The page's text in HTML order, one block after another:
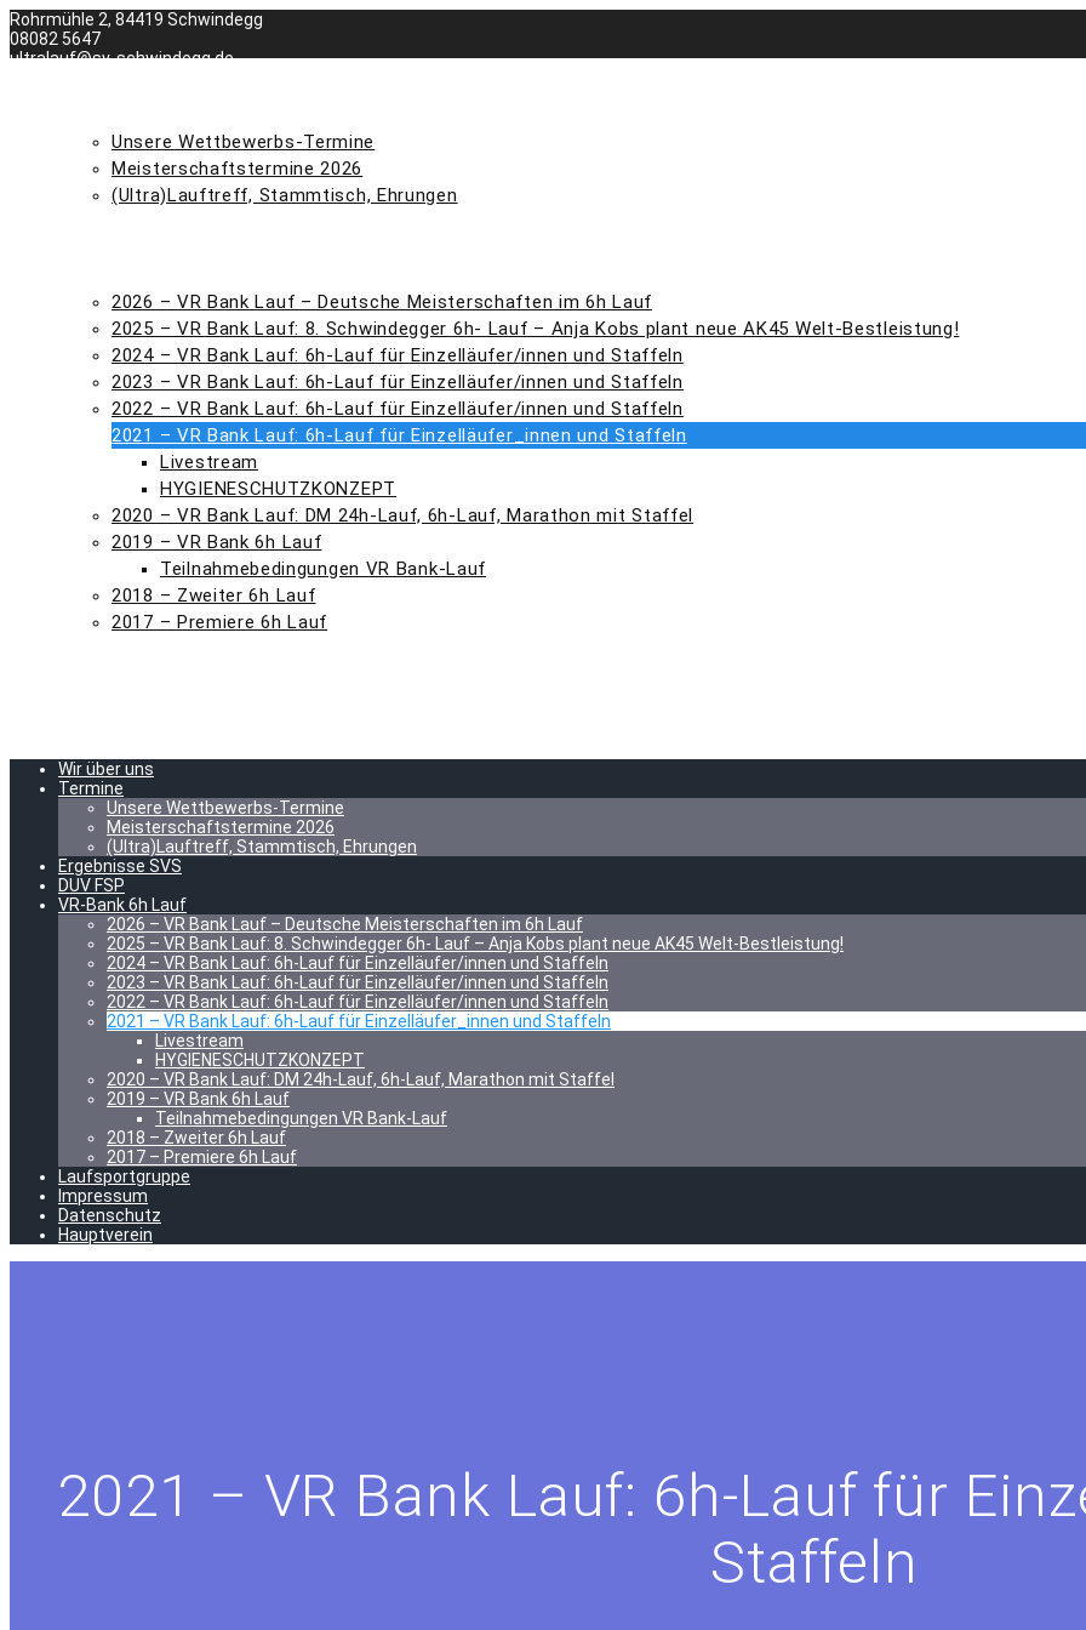
Zum
Inhalt
springen
Rohrmühle 2, 84419 Schwindegg
08082 5647
ultralauf@sv-schwindegg.de
Unsere Wettbewerbs-Termine
Meisterschaftstermine 2026
(Ultra)Lauftreff, Stammtisch, Ehrungen
2026 – VR Bank Lauf – Deutsche Meisterschaften im 6h Lauf
2025 – VR Bank Lauf: 8. Schwindegger 6h- Lauf – Anja Kobs plant neue AK45 Welt-Bestleistung!
2024 – VR Bank Lauf: 6h-Lauf für Einzelläufer/innen und Staffeln
2023 – VR Bank Lauf: 6h-Lauf für Einzelläufer/innen und Staffeln
2022 – VR Bank Lauf: 6h-Lauf für Einzelläufer/innen und Staffeln
2021 – VR Bank Lauf: 6h-Lauf für Einzelläufer_innen und Staffeln
Livestream
HYGIENESCHUTZKONZEPT
2020 – VR Bank Lauf: DM 24h-Lauf, 6h-Lauf, Marathon mit Staffel
2019 – VR Bank 6h Lauf
Teilnahmebedingungen VR Bank-Lauf
2018 – Zweiter 6h Lauf
2017 – Premiere 6h Lauf
Wir über uns
Termine
Unsere Wettbewerbs-Termine
Meisterschaftstermine 2026
(Ultra)Lauftreff, Stammtisch, Ehrungen
Ergebnisse SVS
DUV FSP
VR-Bank 6h Lauf
2026 – VR Bank Lauf – Deutsche Meisterschaften im 6h Lauf
2025 – VR Bank Lauf: 8. Schwindegger 6h- Lauf – Anja Kobs plant neue AK45 Welt-Bestleistung!
2024 – VR Bank Lauf: 6h-Lauf für Einzelläufer/innen und Staffeln
2023 – VR Bank Lauf: 6h-Lauf für Einzelläufer/innen und Staffeln
2022 – VR Bank Lauf: 6h-Lauf für Einzelläufer/innen und Staffeln
2021 – VR Bank Lauf: 6h-Lauf für Einzelläufer_innen und Staffeln
Livestream
HYGIENESCHUTZKONZEPT
2020 – VR Bank Lauf: DM 24h-Lauf, 6h-Lauf, Marathon mit Staffel
2019 – VR Bank 6h Lauf
Teilnahmebedingungen VR Bank-Lauf
2018 – Zweiter 6h Lauf
2017 – Premiere 6h Lauf
Laufsportgruppe
Impressum
Datenschutz
Hauptverein
2021 – VR Bank Lauf: 6h-Lauf für
Staffeln